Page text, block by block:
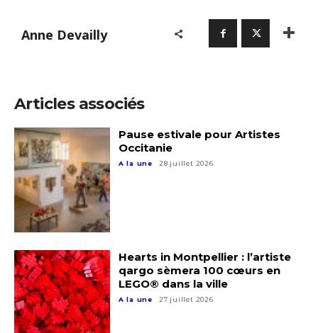
Anne Devailly
Articles associés
Pause estivale pour Artistes
Occitanie
A la une 28 juillet 2026
Hearts in Montpellier : l’artiste
qargo sèmera 100 cœurs en
LEGO® dans la ville
A la une 27 juillet 2026